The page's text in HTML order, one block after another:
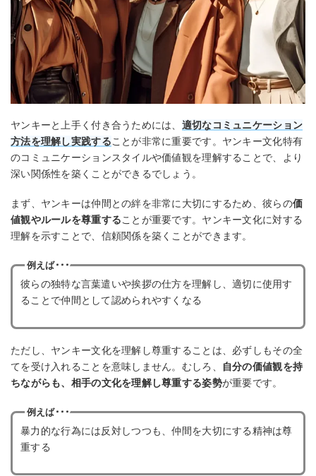
ヤンキーと上手く付き合うためには、 適切なコミュニケーション
方法を理解し実践することが非常に重要です。ヤンキー文化特有
のコミュニケーションスタイルや価値観を理解することで、より
深い関係性を築くことができるでしょう。
まず、ヤンキーは仲間との絆を非常に大切にするため、彼らの価
値観やルールを尊重することが重要です。ヤンキー文化に対する
理解を示すことで、信頼関係を築くことができます。
例えば･･･
彼らの独特な言葉遣いや挨拶の仕方を理解し、適切に使用す
ることで仲間として認められやすくなる
ただし、ヤンキー文化を理解し尊重することは、必ずしもその全
てを受け入れることを意味しません。むしろ、
自分の価値観を持
ちながらも、相手の文化を理解し尊重する姿勢が重要です。
例えば･･･
暴力的な行為には反対しつつも、仲間を大切にする精神は尊
重する